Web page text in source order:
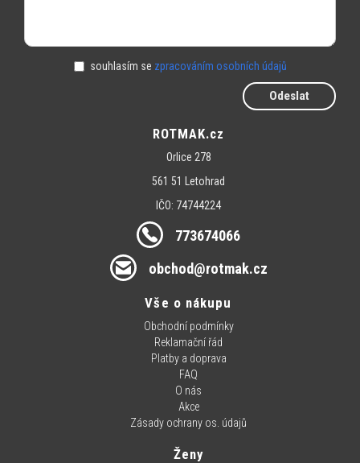
souhlasím se zpracováním osobních údajů
Odeslat
ROTMAK.cz
Orlice 278
561 51 Letohrad
IČO: 74744224
773674066
obchod@rotmak.cz
Vše o nákupu
Obchodní podmínky
Reklamační řád
Platby a doprava
FAQ
O nás
Akce
Zásady ochrany os. údajů
Ženy